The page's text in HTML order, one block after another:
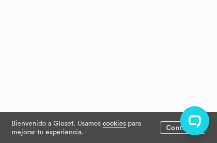
Bienvenido a Gloset. Usamos cookies para
mejorar tu experiencia.
Continuar